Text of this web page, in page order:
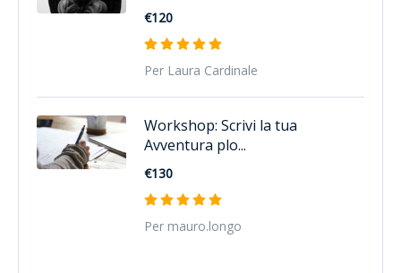
€120
Per Laura Cardinale
Workshop: Scrivi la tua
Avventura plo...
€130
Per mauro.longo